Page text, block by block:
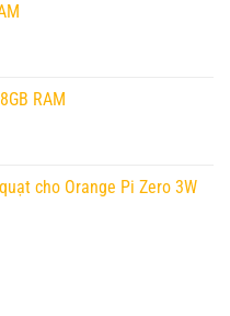
RAM
cho Orange Pi Zero 3W